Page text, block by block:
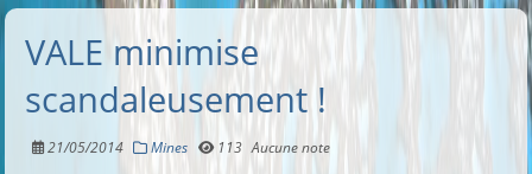
VALE minimise
scandaleusement !
21/05/2014 Mines 113 Aucune note